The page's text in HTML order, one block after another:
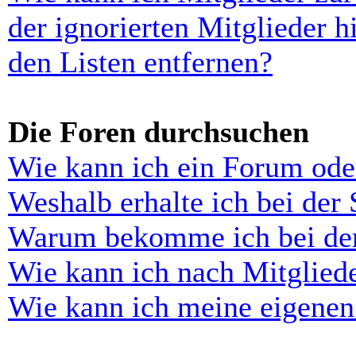
der ignorierten Mitglieder
den Listen entfernen?
Die Foren durchsuchen
Wie kann ich ein Forum
Weshalb erhalte ich bei der
Warum bekomme ich bei
Wie kann ich nach
Wie kann ich meine